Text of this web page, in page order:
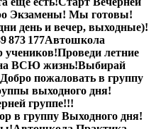
Экзамены! Мы готовы!
день и вечер, выходные)!
873 177Автошкола
учеников!Проведи летние
на ВСЮ жизнь!Выбирай
Добро пожаловать в группу
выходного дня!
группе!!!
в группу Выходного дня!